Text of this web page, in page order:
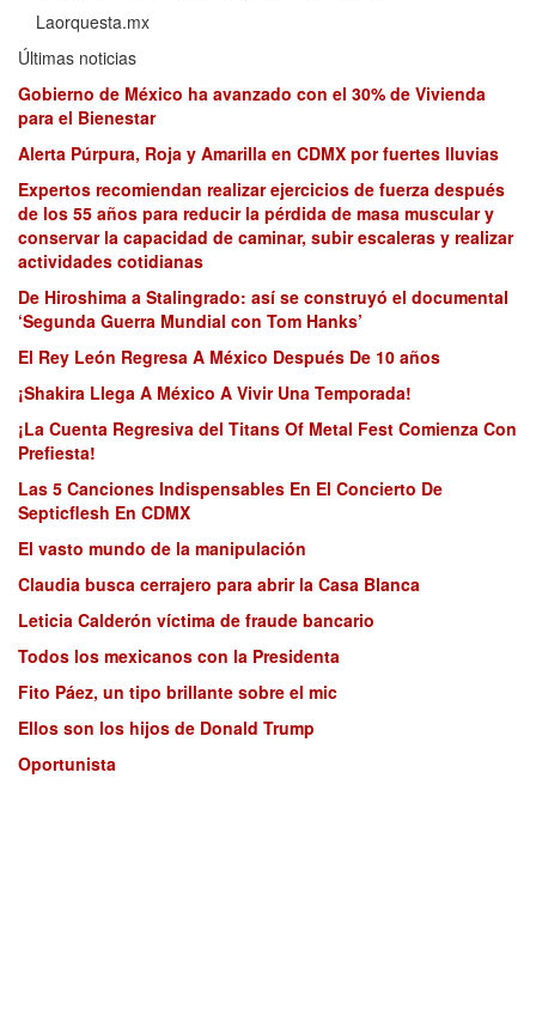
Laorquesta.mx
Últimas noticias
Gobierno de México ha avanzado con el 30% de Vivienda
para el Bienestar
Alerta Púrpura, Roja y Amarilla en CDMX por fuertes lluvias
Expertos recomiendan realizar ejercicios de fuerza después
de los 55 años para reducir la pérdida de masa muscular y
conservar la capacidad de caminar, subir escaleras y realizar
actividades cotidianas
De Hiroshima a Stalingrado: así se construyó el documental
‘Segunda Guerra Mundial con Tom Hanks’
El Rey León Regresa A México Después De 10 años
¡Shakira Llega A México A Vivir Una Temporada!
¡La Cuenta Regresiva del Titans Of Metal Fest Comienza Con
Prefiesta!
Las 5 Canciones Indispensables En El Concierto De
Septicflesh En CDMX
El vasto mundo de la manipulación
Claudia busca cerrajero para abrir la Casa Blanca
Leticia Calderón víctima de fraude bancario
Todos los mexicanos con la Presidenta
Fito Páez, un tipo brillante sobre el mic
Ellos son los hijos de Donald Trump
Oportunista